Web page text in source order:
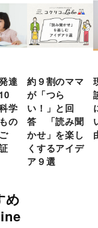
達
学
の
約９割のママ
が「つら
い！」と回
答 「読み聞
かせ」を楽し
くするアイデ
ア９選
め